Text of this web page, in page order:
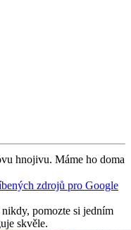
hnojivu. Máme ho doma
zdrojů pro Google
pomozte si jedním
skvěle.